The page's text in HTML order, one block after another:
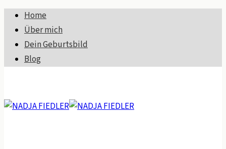
Home
Über mich
Dein Geburtsbild
Blog